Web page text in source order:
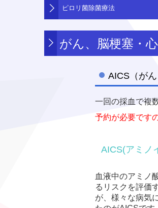
ピロリ菌除菌療法
がん、脳梗塞・
AICS（が
一回の採血で複
予約が必要です
AICS(アミノ
血液中のアミノ
るリスクを評価
が、様々な病気